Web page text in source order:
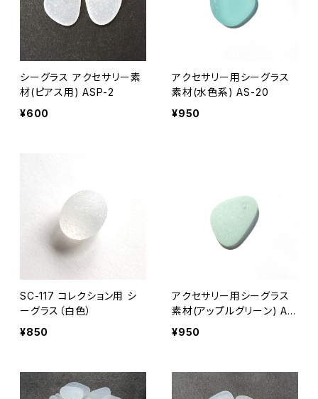
シーグラス アクセサリー素
材(ピアス用) ASP-2
¥600
アクセサリー用シーグラス
素材(水色系) AS-20
¥950
SC-117 コレクション用 シ
ーグラス（白色）
¥850
アクセサリー用シーグラス
素材(アップルグリーン) AS
-19
¥950